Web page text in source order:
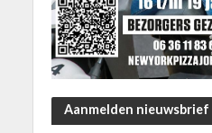
Aanmelden nieuwsbrief